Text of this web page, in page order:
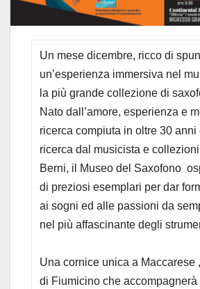
Un mese dicembre, ricco di
un’esperienza immersiva nel
la più grande collezione di
Nato dall’amore, esperienza e
ricerca compiuta in oltre 30 anni
ricerca dal musicista e
Berni, il Museo del Saxofono
di preziosi esemplari per dar
ai sogni ed alle passioni da
nel più affascinante degli
Una cornice unica a Maccarese
di Fiumicino che accompagnerà